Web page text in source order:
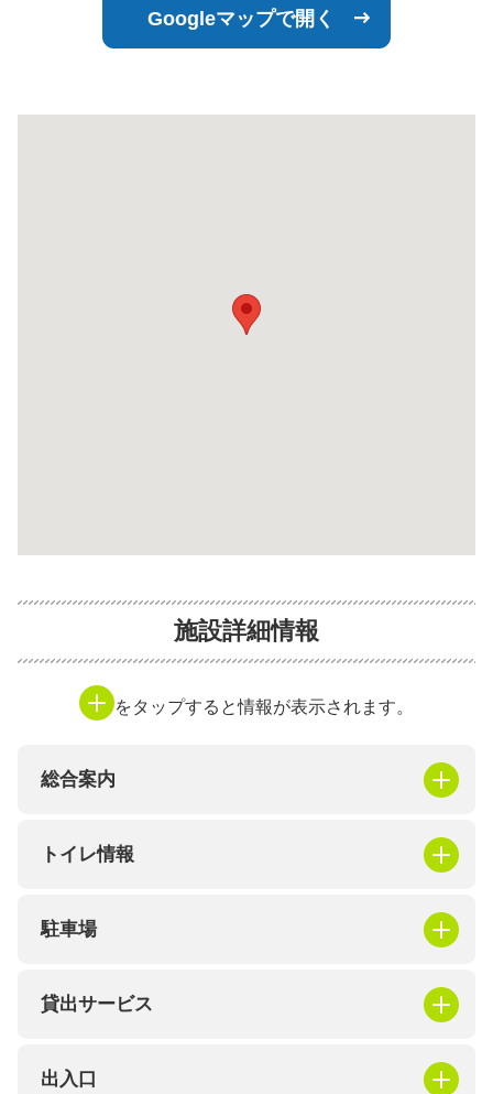
Googleマップで開く
施設詳細情報
をタップすると情報が表示されます。
総合案内
トイレ情報
駐車場
貸出サービス
出入口